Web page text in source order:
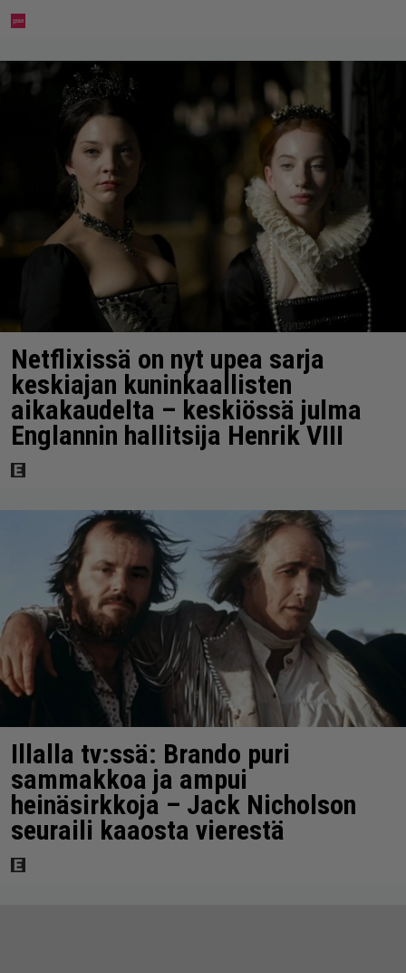
Netflixissä on nyt upea sarja
keskiajan kuninkaallisten
aikakaudelta – keskiössä julma
Englannin hallitsija Henrik VIII
Illalla tv:ssä: Brando puri
sammakkoa ja ampui
heinäsirkkoja – Jack Nicholson
seuraili kaaosta vierestä